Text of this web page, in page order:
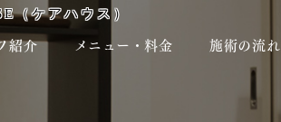
（ケアハウス）
紹介 メニュー・料金 施術の流れ